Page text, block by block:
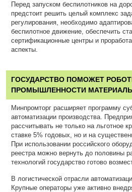
Перед запуском беспилотников на
предстоит решить целый комплекс
регулирования, необходимо
беспилотное движение, обеспечить
сертификационные центры и
аспекты.
ГОСУДАРСТВО ПОМОЖЕТ
ПРОМЫШЛЕННОСТИ
Минпромторг расширяет программу
автоматизации производства.
рассчитывать не только на льготное
ставке 5% годовых, но и на
При использовании российского
реестра можно вернуть до половины
технологий государство готово
В логистической отрасли
Крупные операторы уже активно